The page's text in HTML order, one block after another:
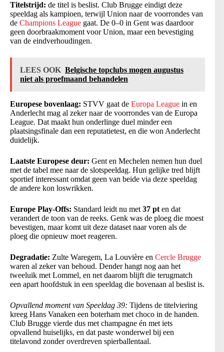
Titelstrijd: de titel is beslist. Club Brugge eindigt deze
speeldag als kampioen, terwijl Union naar de voorrondes van
de Champions League gaat. De 0–0 in Gent was daardoor
geen doorbraakmoment voor Union, maar een bevestiging
van de eindverhoudingen.
LEES OOK Belgische topclubs mogen augustus
niet als proefmaand behandelen
Europese bovenlaag: STVV gaat de Europa League in en
Anderlecht mag al zeker naar de voorrondes van de Europa
League. Dat maakt hun onderlinge duel minder een
plaatsingsfinale dan een reputatietest, en die won Anderlecht
duidelijk.
Laatste Europese deur: Gent en Mechelen nemen hun duel
met de tabel mee naar de slotspeeldag. Hun gelijke tred blijft
sportief interessant omdat geen van beide via deze speeldag
de andere kon loswrikken.
Europe Play-Offs: Standard leidt nu met 37 pt en dat
verandert de toon van de reeks. Genk was de ploeg die moest
bevestigen, maar komt uit deze dataset naar voren als de
ploeg die opnieuw moet reageren.
Degradatie: Zulte Waregem, La Louvière en Cercle Brugge
waren al zeker van behoud. Dender hangt nog aan het
tweeluik met Lommel, en net daarom blijft die terugmatch
een apart hoofdstuk in een speeldag die bovenaan al beslist is.
Opvallend moment van Speeldag 39: Tijdens de titelviering
kreeg Hans Vanaken een boterham met choco in de handen.
Club Brugge vierde dus met champagne én met iets
opvallend huiselijks, en dat paste wonderwel bij een
titelavond zonder overdreven spierballentaal.